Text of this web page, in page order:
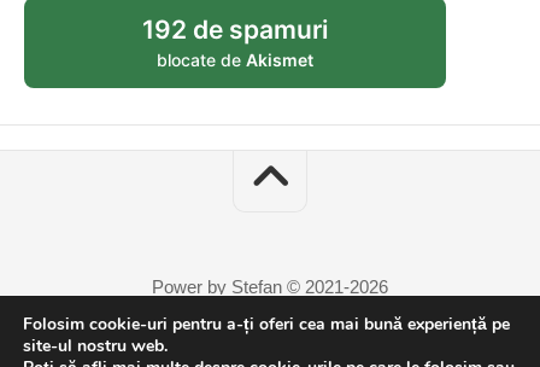
192 de spamuri
blocate de Akismet
Power by Stefan © 2021-2026
Folosim cookie-uri pentru a-ți oferi cea mai bună experiență pe
site-ul nostru web.